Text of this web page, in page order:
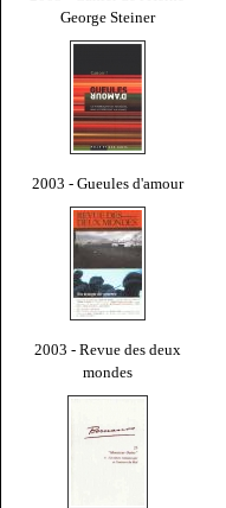
George Steiner
2003 - Gueules d'amour
2003 - Revue des deux
mondes